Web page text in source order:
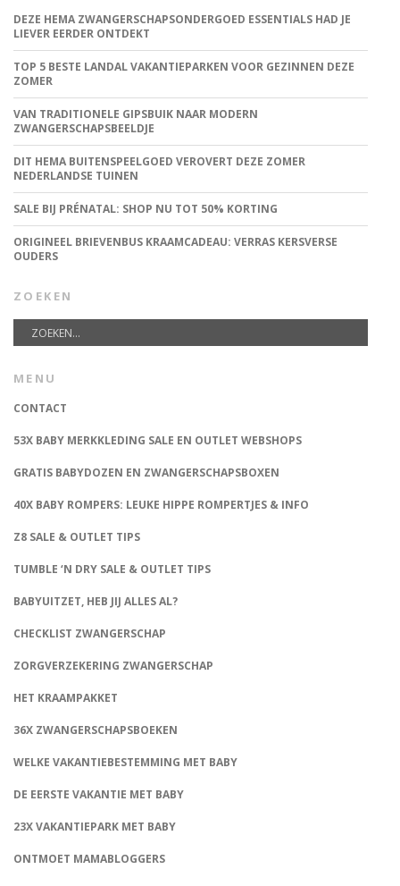
DEZE HEMA ZWANGERSCHAPSONDERGOED ESSENTIALS HAD JE
LIEVER EERDER ONTDEKT
TOP 5 BESTE LANDAL VAKANTIEPARKEN VOOR GEZINNEN DEZE
ZOMER
VAN TRADITIONELE GIPSBUIK NAAR MODERN
ZWANGERSCHAPSBEELDJE
DIT HEMA BUITENSPEELGOED VEROVERT DEZE ZOMER
NEDERLANDSE TUINEN
SALE BIJ PRÉNATAL: SHOP NU TOT 50% KORTING
ORIGINEEL BRIEVENBUS KRAAMCADEAU: VERRAS KERSVERSE
OUDERS
ZOEKEN
MENU
CONTACT
53X BABY MERKKLEDING SALE EN OUTLET WEBSHOPS
GRATIS BABYDOZEN EN ZWANGERSCHAPSBOXEN
40X BABY ROMPERS: LEUKE HIPPE ROMPERTJES & INFO
Z8 SALE & OUTLET TIPS
TUMBLE ‘N DRY SALE & OUTLET TIPS
BABYUITZET, HEB JIJ ALLES AL?
CHECKLIST ZWANGERSCHAP
ZORGVERZEKERING ZWANGERSCHAP
HET KRAAMPAKKET
36X ZWANGERSCHAPSBOEKEN
WELKE VAKANTIEBESTEMMING MET BABY
DE EERSTE VAKANTIE MET BABY
23X VAKANTIEPARK MET BABY
ONTMOET MAMABLOGGERS